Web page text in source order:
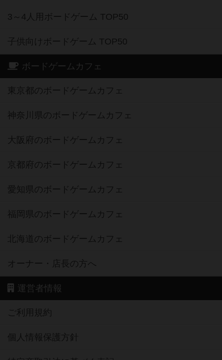
3～4人用ボードゲーム TOP50
子供向けボードゲーム TOP50
ボードゲームカフェ
東京都のボードゲームカフェ
神奈川県のボードゲームカフェ
大阪府のボードゲームカフェ
京都府のボードゲームカフェ
愛知県のボードゲームカフェ
福岡県のボードゲームカフェ
北海道のボードゲームカフェ
オーナー・店長の方へ
運営者情報
ご利用規約
個人情報保護方針